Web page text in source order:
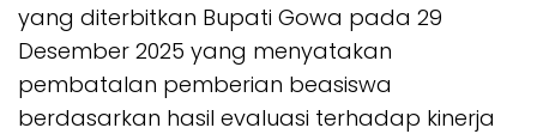
yang diterbitkan Bupati Gowa pada 29
Desember 2025 yang menyatakan
pembatalan pemberian beasiswa
berdasarkan hasil evaluasi terhadap kinerja